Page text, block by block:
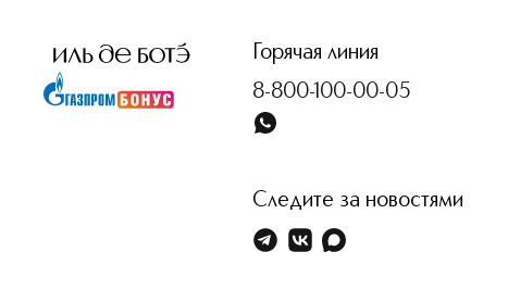
Горячая линия
8-800-100-00-05
Следите за новостями